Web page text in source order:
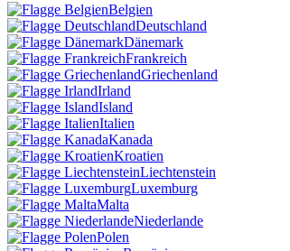
Belgien
Deutschland
Dänemark
Frankreich
Griechenland
Irland
Island
Italien
Kanada
Kroatien
Liechtenstein
Luxemburg
Malta
Niederlande
Polen